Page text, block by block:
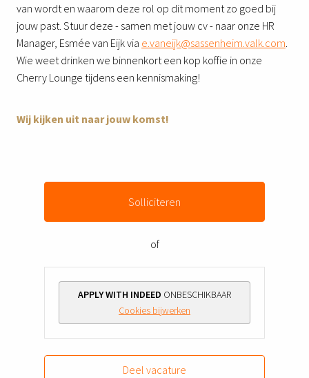
van wordt en waarom deze rol op dit moment zo goed bij
jouw past. Stuur deze - samen met jouw cv - naar onze HR
Manager, Esmée van Eijk via e.vaneijk@sassenheim.valk.com
Wie weet drinken we binnenkort een kop koffie in onze
Cherry Lounge tijdens een kennismaking!
Wij kijken uit naar jouw komst!
Solliciteren
of
APPLY WITH INDEED ONBESCHIKBAAR
Cookies bijwerken
Deel vacature